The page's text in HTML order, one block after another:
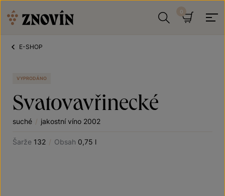
E-SHOP
VYPRODÁNO
Svatovavřinecké
suché / jakostní víno 2002
Šarže 132 / Obsah 0,75 l